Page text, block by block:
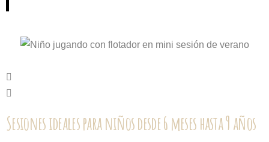
Sesiones ideales para niños desde 6 meses hasta 9 años